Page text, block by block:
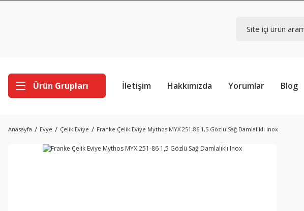
Ürün Grupları İletişim Hakkımızda Yorumlar Blog
Anasayfa Evye Çelik Eviye Franke Çelik Eviye Mythos MYX 251-86 1,5 Gözlü Sağ Damlalıklı Inox